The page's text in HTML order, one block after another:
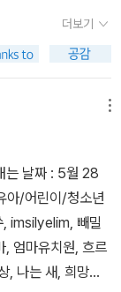
리학에 대한 전반
근하게 소개해 주
해 주는것 같아
[경영/경제] 분야<
이 아니라 불필요
침에 따라 어제
더 빨리 달릴 수
건이라 하여 사장
꿈꾸는 예비리더
많은 도움이 되
몬향기님<역사
다양한 방법으로
기로 아이들에 지
한듯하다./ 알라
뭐야?>사실은 물
어렵지 않을까 제
가 읽고 내려놓은
접하게 연관되어
저도 더 흥미있
한 요즘에 유행처
는 일이더욱 당당
떴습니다.<개>
니다. ebs 다큐
송이 거의 잊혀
인 개발의 서글픔
투로 전달합니다.
상사에서 일어날
라보는 세상'이라
히려 감상적으로
확신하게 되었습니
던 무지렁이들에
더보기
는 날짜 : 5월 28
아/어린이/청소년
imsilyelim, 빼밀
엄마유치원, 흐르
, 나는 새, 희망으